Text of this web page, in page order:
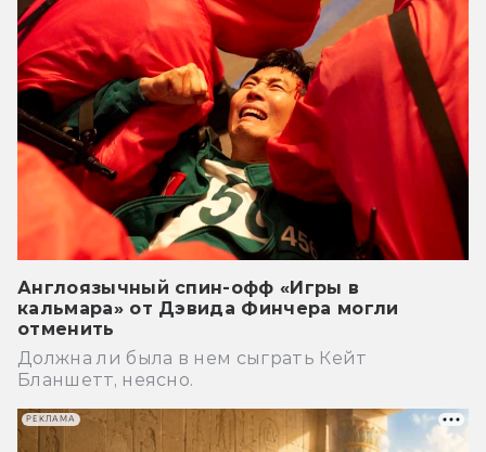
Англоязычный спин-офф «Игры в
кальмара» от Дэвида Финчера могли
отменить
Должна ли была в нем сыграть Кейт
Бланшетт, неясно.
РЕКЛАМА